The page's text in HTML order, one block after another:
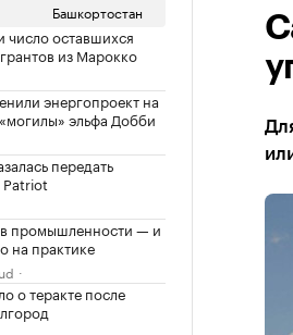
Башкортостан
число оставшихся
из Марокко
энергопроект на
эльфа Добби
передать
Patriot
промышленности — и
на практике
о теракте после